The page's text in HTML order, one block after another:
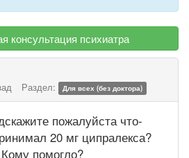
консультация психиатра
Раздел: Для всех (без доктора)
пожалуйста что-
20 мг ципралекса?
помогло?